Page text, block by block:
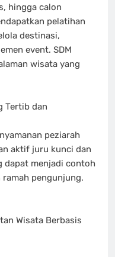
hingga calon
pelatihan
destinasi,
event. SDM
wisata yang
Tertib dan
peziarah
aktif juru kunci dan
dapat menjadi contoh
pengunjung.
Wisata Berbasis